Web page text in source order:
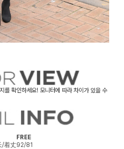
를 확인하세요! 모니터에 따라 차이가 있을 수
FREE
/着丈92/81